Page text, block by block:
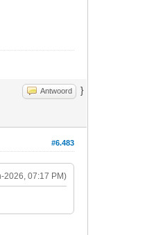
Antwoord }
#6.483
2026, 07:17 PM)